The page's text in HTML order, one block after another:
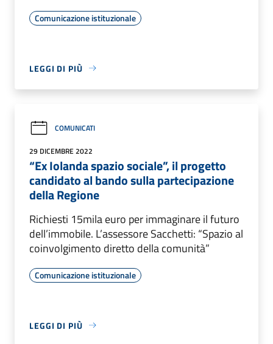
Comunicazione istituzionale
LEGGI DI PIÙ
COMUNICATI
29 DICEMBRE 2022
“Ex Iolanda spazio sociale”, il progetto
candidato al bando sulla partecipazione
della Regione
Richiesti 15mila euro per immaginare il futuro
dell’immobile. L’assessore Sacchetti: “Spazio al
coinvolgimento diretto della comunità”
Comunicazione istituzionale
LEGGI DI PIÙ